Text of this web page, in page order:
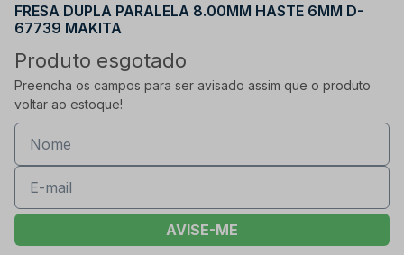
FRESA DUPLA PARALELA 8.00MM HASTE 6MM D-
67739 MAKITA
Produto esgotado
Preencha os campos para ser avisado assim que o produto
voltar ao estoque!
AVISE-ME